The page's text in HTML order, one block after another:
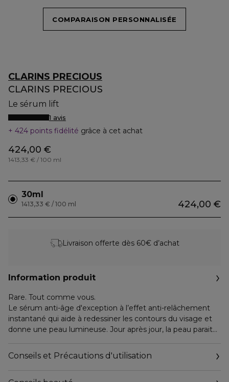
COMPARAISON PERSONNALISÉE
CLARINS PRECIOUS
CLARINS PRECIOUS
Le sérum lift
1 avis
424 points fidélité grâce à cet achat
424,00 €
1413,33 € / 100 ml
30ml
424,00 €
1413,33 € / 100 ml
Livraison offerte dès 60€ d’achat
Information produit
Rare. Tout comme vous.
Le sérum anti-âge d'exception à l’effet anti-relâchement
instantané qui aide à redessiner les contours du visage et
donne une peau lumineuse. Jour après jour, la peau parait
délicate et légère fusionne avec la peau pour laisser un
toucher velouté sensoriel.
Conseils et Précautions d'utilisation